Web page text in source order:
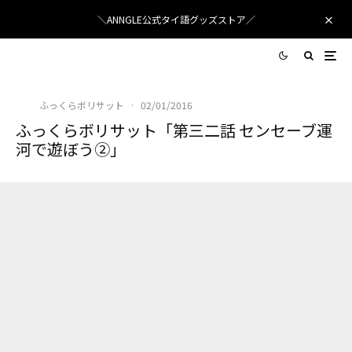
＼ANNGLE公式タイ語グッズストア／
ふっくらボリサット · 02/01/2016
ふっくらボリサット「第三二話 センセーブ運
河で遊ぼう②」